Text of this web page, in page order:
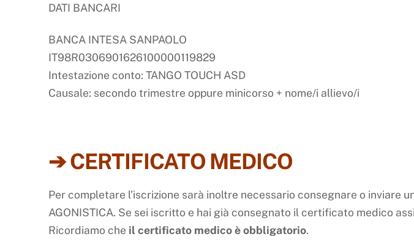
DATI BANCARI
BANCA INTESA SANPAOLO
IT98R0306901626100000119829
Intestazione conto:TANGO TOUCH ASD
Causale: secondo trimestre oppure minicorso + nome/i allievo/i
➔ CERTIFICATO MEDICO
Per completare l’iscrizione sarà inoltre necessario consegnare o inviare
AGONISTICA. Se sei iscritto e hai già consegnato il certificato medico
Ricordiamo che il certificato medico è obbligatorio.